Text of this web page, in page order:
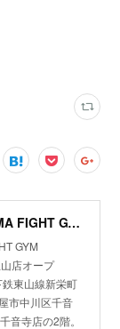
ブラジリアン柔術道場 ALMA FIGHT GYM HOMIES(ホーミーズ)
GYM
店オープ
東山線新栄町
市中川区千音
音寺店の2階。